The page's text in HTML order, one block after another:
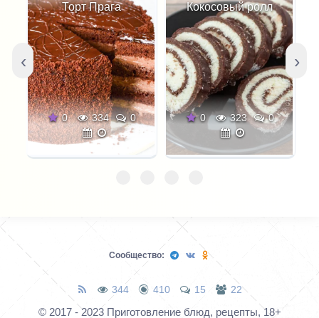
Торт Прага
0 334 0
Кокосовый ролл
0 323 0
‹ ›
Сообщество:
344 410 15 22
© 2017 - 2023 Приготовление блюд, рецепты, 18+